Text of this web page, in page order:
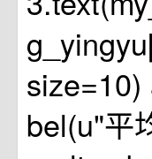
bel(u"平